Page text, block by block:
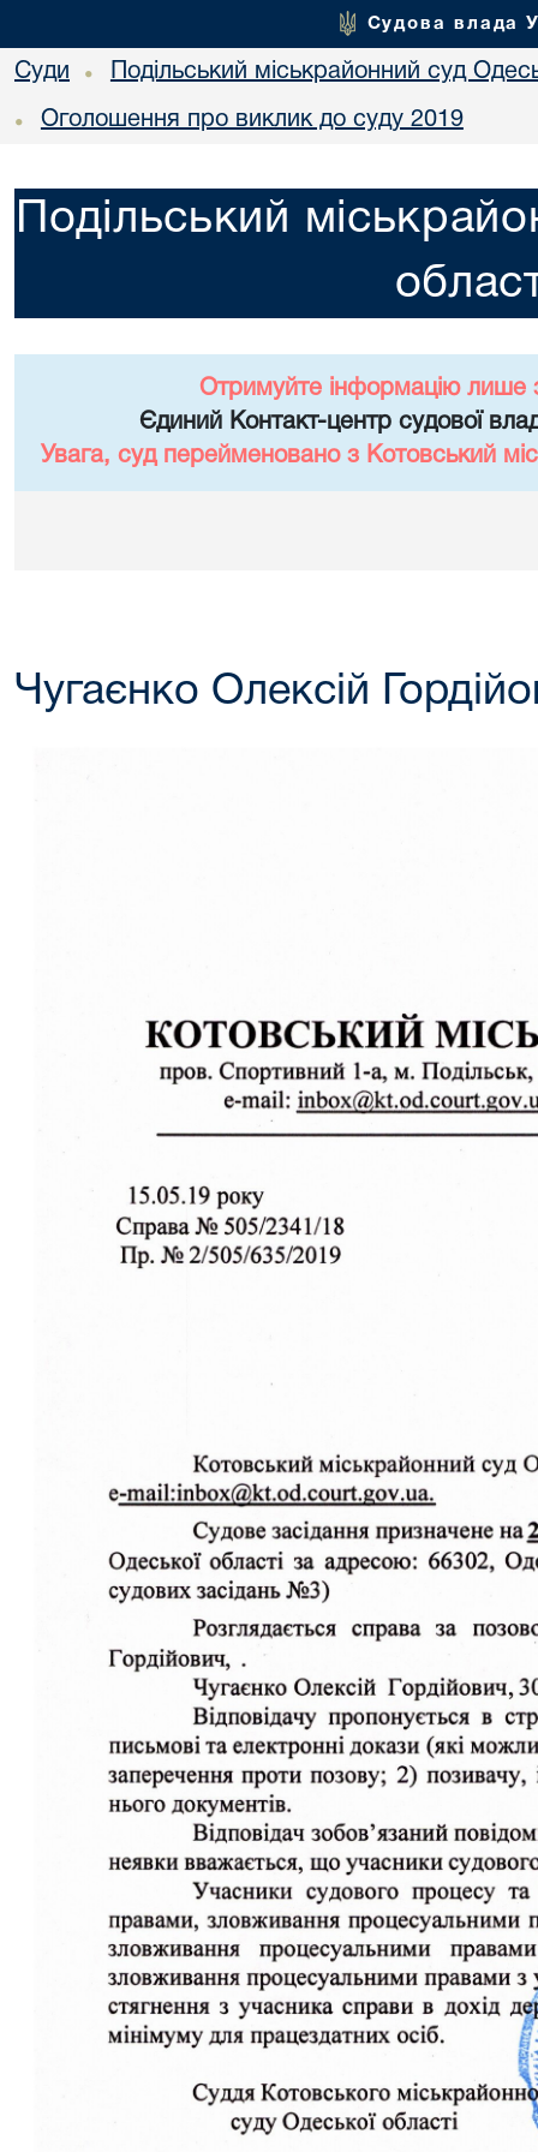
Судова влада
Суди • Подільський міськрайонний суд
• Оголошення про виклик до суду 2019
Подільський
Отримуйте інформацію лише
Єдиний Контакт-центр судової
Увага, суд перейменовано з Котовський
Чугаєнко Олексій